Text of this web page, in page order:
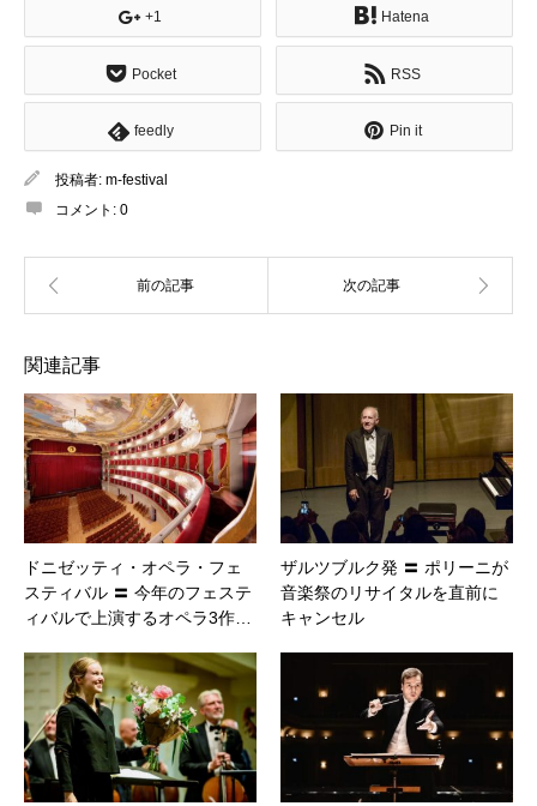
+1 Hatena
Pocket RSS
feedly Pin it
投稿者: m-festival
コメント: 0
関連記事
ドニゼッティ・オペラ・フェ
スティバル 〓 今年のフェステ
ィバルで上演するオペラ3作…
ザルツブルク発 〓 ポリーニが
音楽祭のリサイタルを直前に
キャンセル